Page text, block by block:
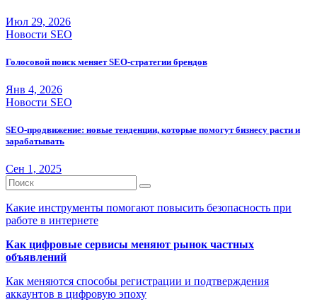
Июл 29, 2026
Новости SEO
Голосовой поиск меняет SEO-стратегии брендов
Янв 4, 2026
Новости SEO
SEO-продвижение: новые тенденции, которые помогут бизнесу расти и
зарабатывать
Сен 1, 2025
Какие инструменты помогают повысить безопасность при
работе в интернете
Как цифровые сервисы меняют рынок частных
объявлений
Как меняются способы регистрации и подтверждения
аккаунтов в цифровую эпоху